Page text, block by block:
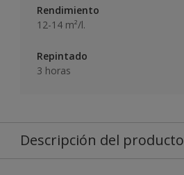
Rendimiento
12-14 m²/l.
Repintado
3 horas
Descripción del producto